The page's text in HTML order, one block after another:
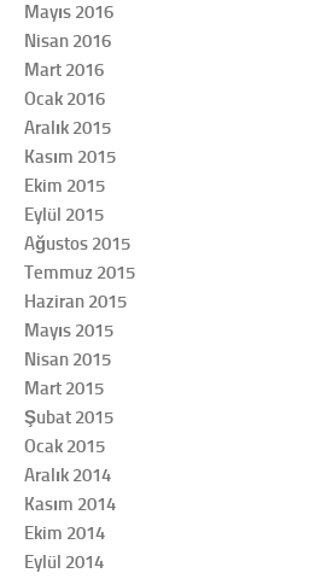
Mayıs 2016
Nisan 2016
Mart 2016
Ocak 2016
Aralık 2015
Kasım 2015
Ekim 2015
Eylül 2015
Ağustos 2015
Temmuz 2015
Haziran 2015
Mayıs 2015
Nisan 2015
Mart 2015
Şubat 2015
Ocak 2015
Aralık 2014
Kasım 2014
Ekim 2014
Eylül 2014